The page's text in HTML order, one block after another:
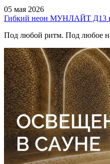
05 мая 2026
Гибкий неон МУНЛАЙТ Д13 в
Под любой ритм. Под любое